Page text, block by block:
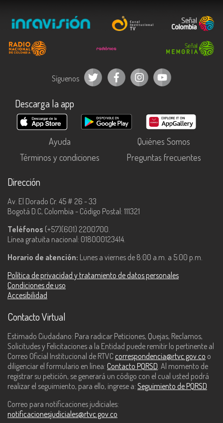
Síguenos
Descarga la app
Ayuda
Quiénes Somos
Términos y condiciones
Preguntas frecuentes
Dirección
Av. El Dorado Cr. 45 # 26 - 33
Bogotá D.C, Colombia - Código Postal: 111321
Teléfonos (+57)(601) 2200700.
Línea gratuita nacional: 018000123414.
Horario de atención: Lunes a viernes de 8:00 a.m. a 5:00 p.m.
Política de privacidad y tratamiento de datos personales
Condiciones de uso
Accesibilidad
Contacto Virtual
Estimado Ciudadano: Para radicar Peticiones, Quejas, Reclamos,
Solicitudes y Felicitaciones a la Entidad puede remitir lo pertinente al
Correo Oficial Institucional de RTVC correspondencia@rtvc.gov.co o
diligenciar el formulario en línea: Contacto PQRSD. Al momento de
registrar su petición, se generará un código con el cual usted podrá
realizar el seguimiento, para ello, ingrese a: Seguimiento de PQRSD
Correo para notificaciones judiciales:
notificacionesjudiciales@rtvc.gov.co